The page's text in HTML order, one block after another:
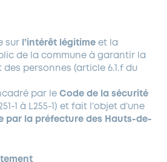
sur l’intérêt légitime et la
de la commune à garantir la
personnes (article 6.1.f du
par le Code de la sécurité
1 à L255-1) et fait l’objet d’une
par la préfecture des Hauts-de-